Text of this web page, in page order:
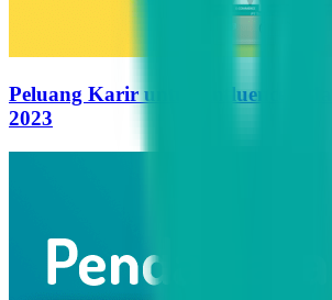
Peluang Karir untuk Influencer
2023